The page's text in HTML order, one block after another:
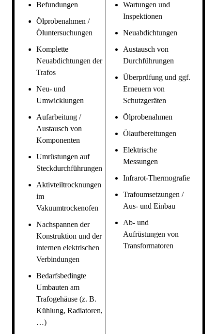
Befundungen
Ölprobenahmen /
Öluntersuchungen
Komplette
Neuabdichtungen der
Trafos
Neu- und
Umwicklungen
Aufarbeitung /
Austausch von
Komponenten
Umrüstungen auf
Steckdurchführungen
Aktivteiltrocknungen
im
Vakuumtrockenofen
Nachspannen der
Konstruktion und der
internen elektrischen
Verbindungen
Bedarfsbedingte
Umbauten am
Trafogehäuse (z. B.
Kühlung, Radiatoren,
…)
Wartungen und
Inspektionen
Neuabdichtungen
Austausch von
Durchführungen
Überprüfung und ggf.
Erneuern von
Schutzgeräten
Ölprobenahmen
Ölaufbereitungen
Elektrische
Messungen
Infrarot-Thermografie
Trafoumsetzungen /
Aus- und Einbau
Ab- und
Aufrüstungen von
Transformatoren